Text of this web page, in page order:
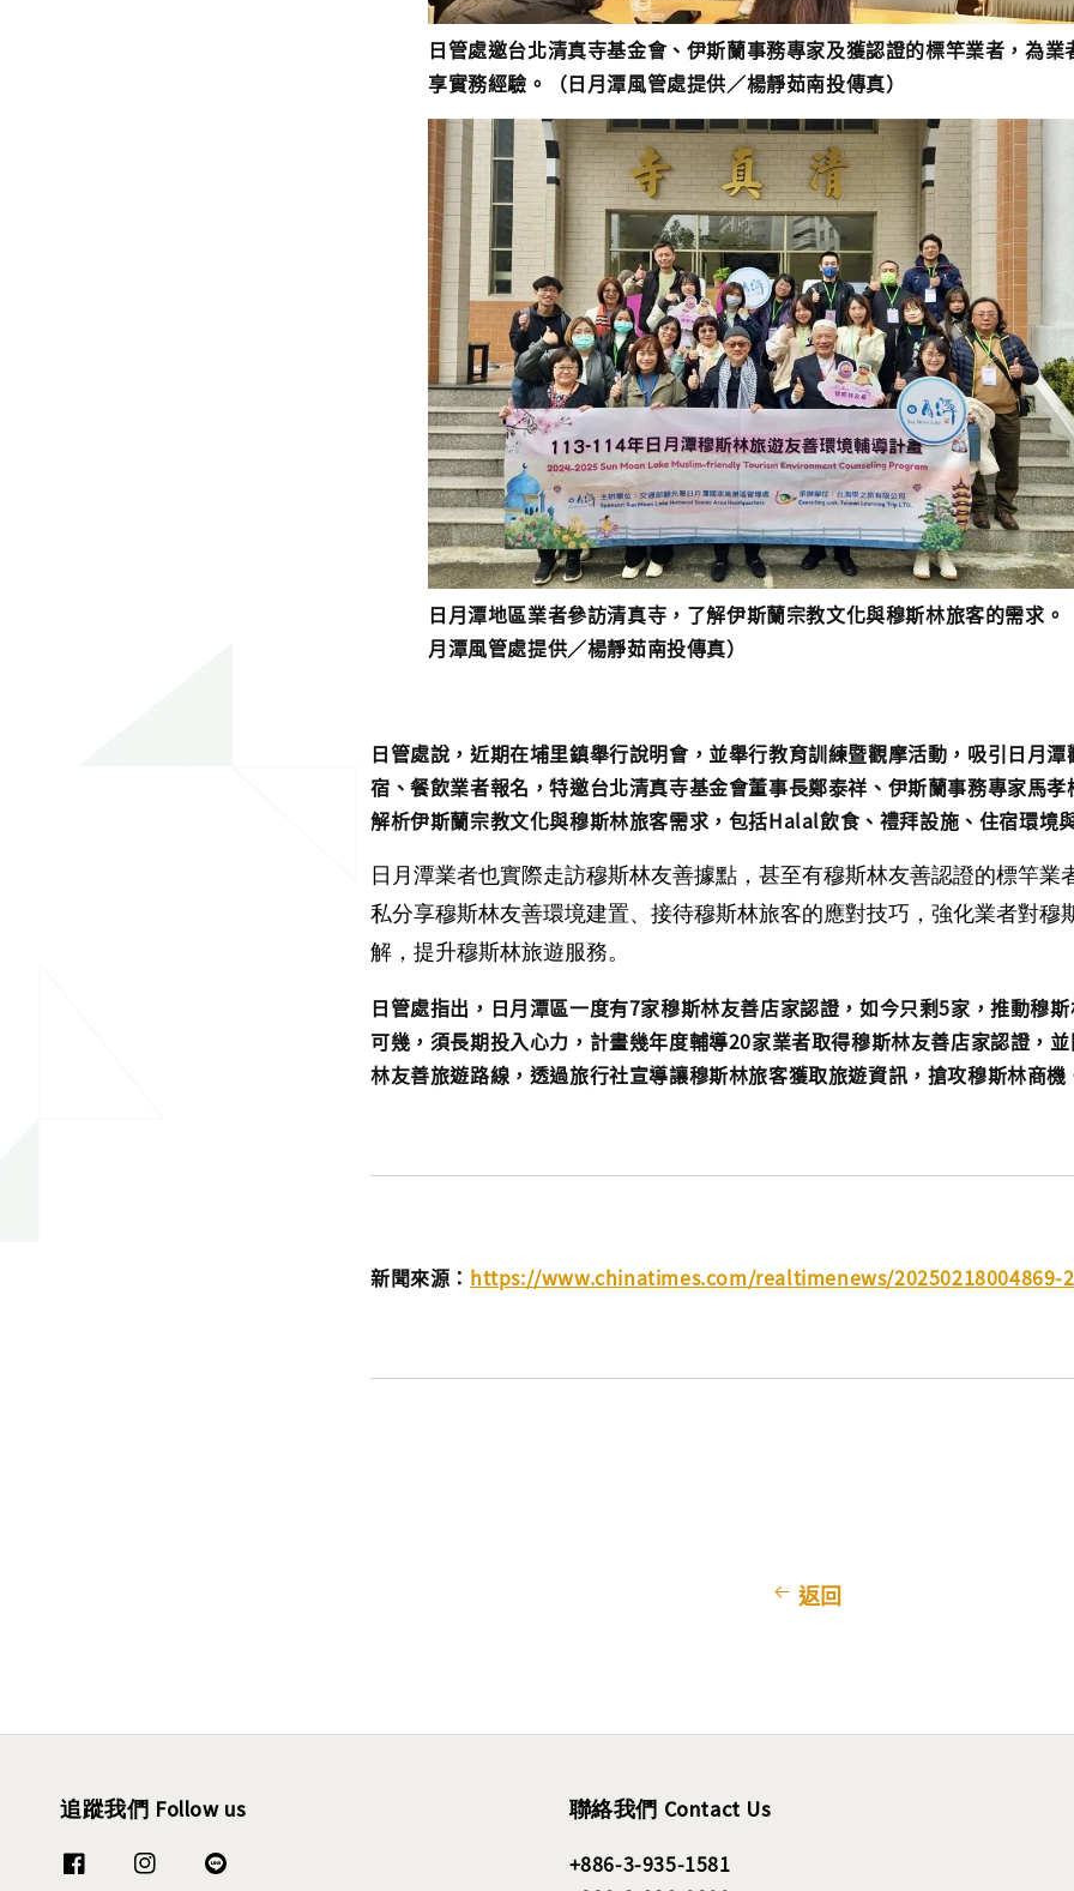
日管處邀台北清真寺基金會、伊斯蘭事務專家及獲認證的標竿業者，為業
享實務經驗。（日月潭風管處提供／楊靜茹南投傳真）
日月潭地區業者參訪清真寺，了解伊斯蘭宗教文化與穆斯林旅客的需求。
月潭風管處提供／楊靜茹南投傳真）
日管處說，近期在埔里鎮舉行說明會，並舉行教育訓練暨觀摩活動，吸引日月
宿、餐飲業者報名，特邀台北清真寺基金會董事長鄭泰祥、伊斯蘭事務專家馬
解析伊斯蘭宗教文化與穆斯林旅客需求，包括Halal飲食、禮拜設施、住宿環境
日月潭業者也實際走訪穆斯林友善據點，甚至有穆斯林友善認證的標竿業
私分享穆斯林友善環境建置、接待穆斯林旅客的應對技巧，強化業者對穆
解，提升穆斯林旅遊服務。
日管處指出，日月潭區一度有7家穆斯林友善店家認證，如今只剩5家，推動穆
可幾，須長期投入心力，計畫幾年度輔導20家業者取得穆斯林友善店家認證，
林友善旅遊路線，透過旅行社宣導讓穆斯林旅客獲取旅遊資訊，搶攻穆斯林商機
新聞來源： https://www.chinatimes.com/realtimenews/20250218004869-
返回
追蹤我們 Follow us 聯絡我們 Contact Us
+886-3-935-1581